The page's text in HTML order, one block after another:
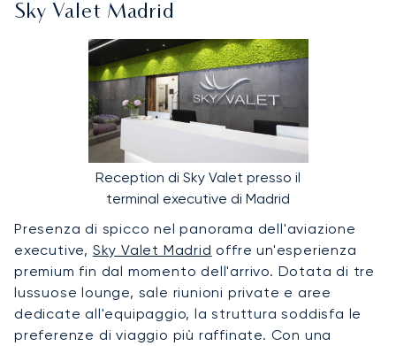
Sky Valet Madrid
Reception di Sky Valet presso il
terminal executive di Madrid
Presenza di spicco nel panorama dell'aviazione
executive, Sky Valet Madrid offre un'esperienza
premium fin dal momento dell'arrivo. Dotata di tre
lussuose lounge, sale riunioni private e aree
dedicate all'equipaggio, la struttura soddisfa le
preferenze di viaggio più raffinate. Con una